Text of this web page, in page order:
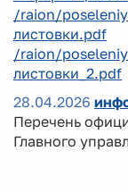
/raion/
листовки.pdf
/raion/
листовки_2.pdf
28.04.2026
Перечень
Главного